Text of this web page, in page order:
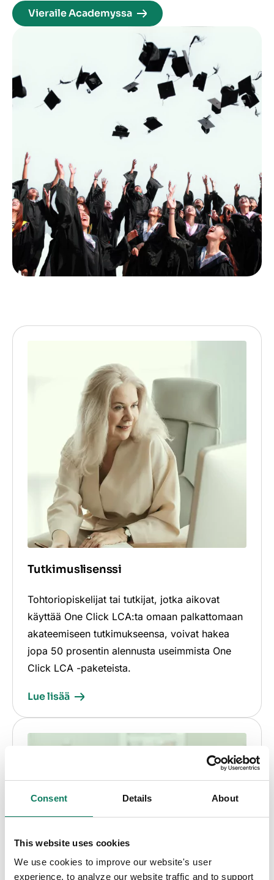
Consent Details About
This website uses cookies
We use cookies to improve our website's user
experience, to analyze our website traffic and to support
Vieraile Academyssa
Tutkimuslisenssi
Tohtoriopiskelijat tai tutkijat, jotka aikovat
käyttää One Click LCA:ta omaan palkattomaan
akateemiseen tutkimukseensa, voivat hakea
jopa 50 prosentin alennusta useimmista One
Click LCA -paketeista.
Lue lisää